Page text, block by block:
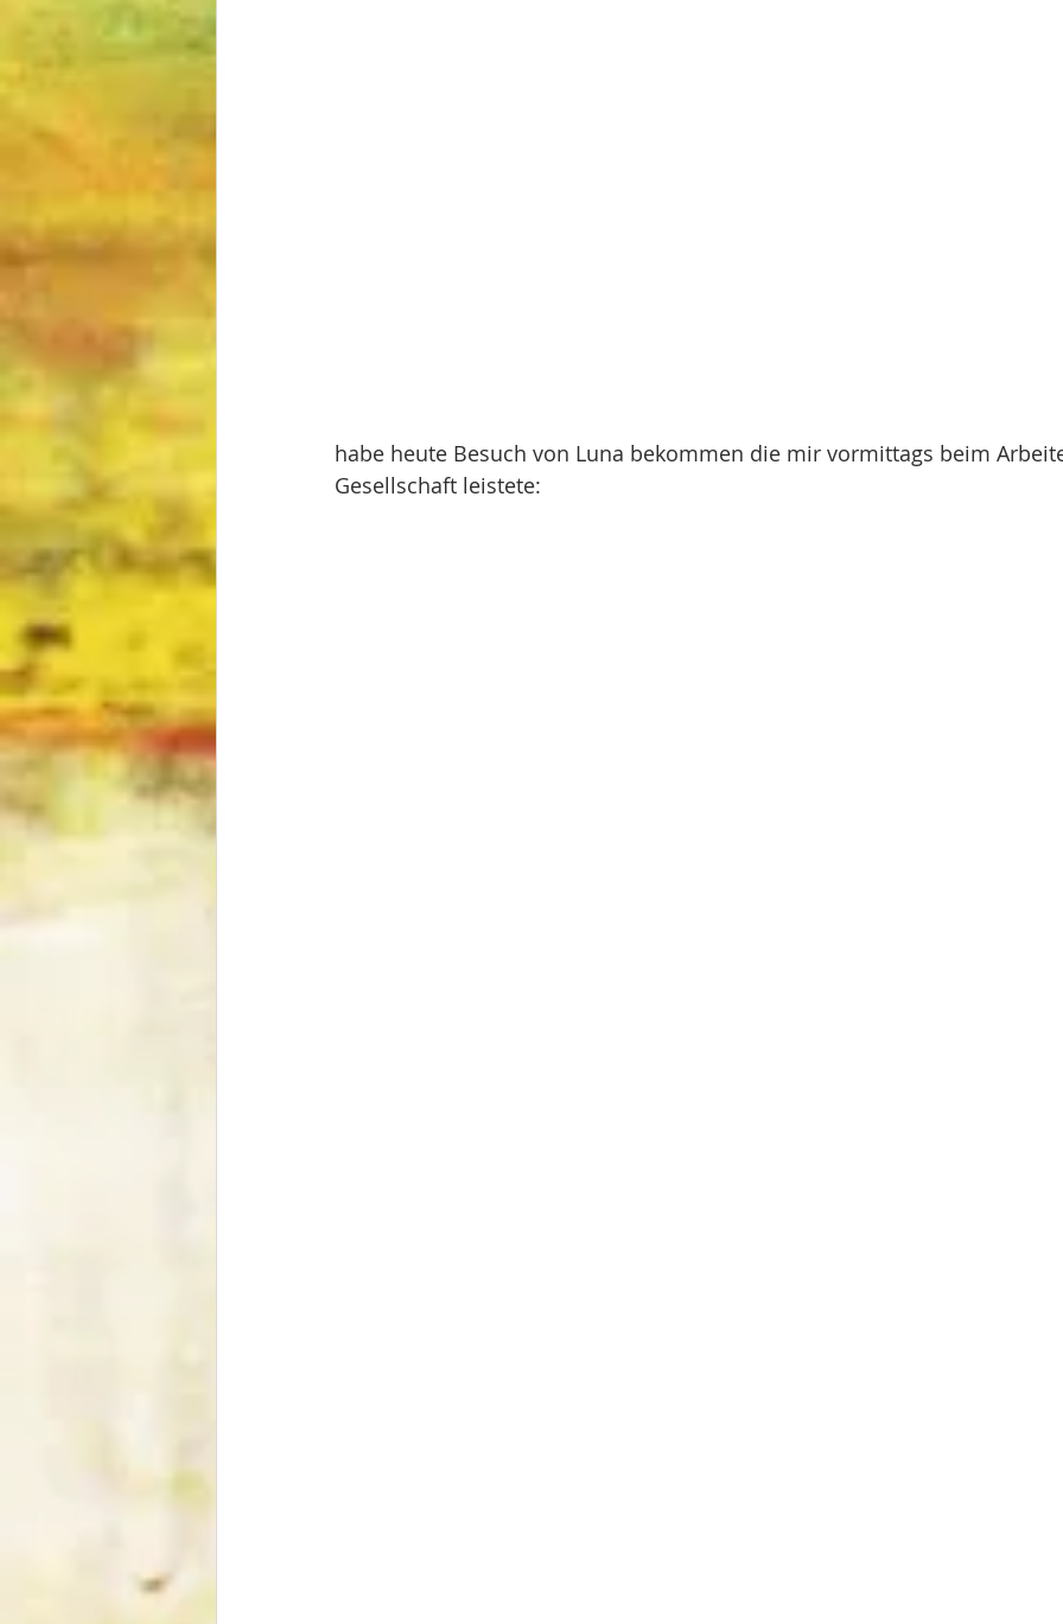
habe heute Besuch von Luna bekommen die mir vormittags beim
Gesellschaft leistete: